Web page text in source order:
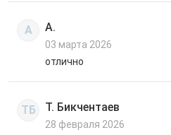
А А.
03 марта 2026
отлично
ТБ Т. Бикчентаев
28 февраля 2026